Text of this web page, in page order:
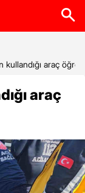
araç
araç